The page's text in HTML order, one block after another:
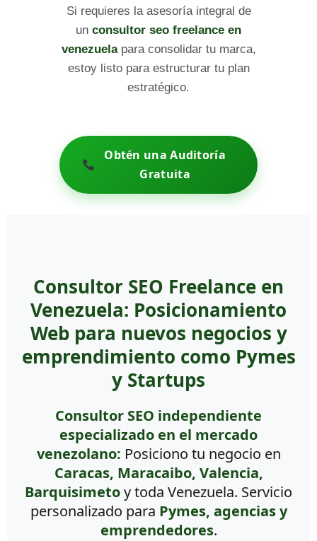
Si requieres la asesoría integral de
un consultor seo freelance en
venezuelapara consolidar tu marca,
estoy listo para estructurar tu plan
estratégico.
Obtén una Auditoría
Gratuita
Consultor SEO Freelance en
Venezuela: Posicionamiento
Web para nuevos negocios y
emprendimiento como Pymes
y Startups
Consultor SEO independiente
especializado en el mercado
venezolano: Posiciono tu negocio en
Caracas, Maracaibo, Valencia,
Barquisimetoy toda Venezuela. Servicio
personalizado para Pymes, agencias y
emprendedores.